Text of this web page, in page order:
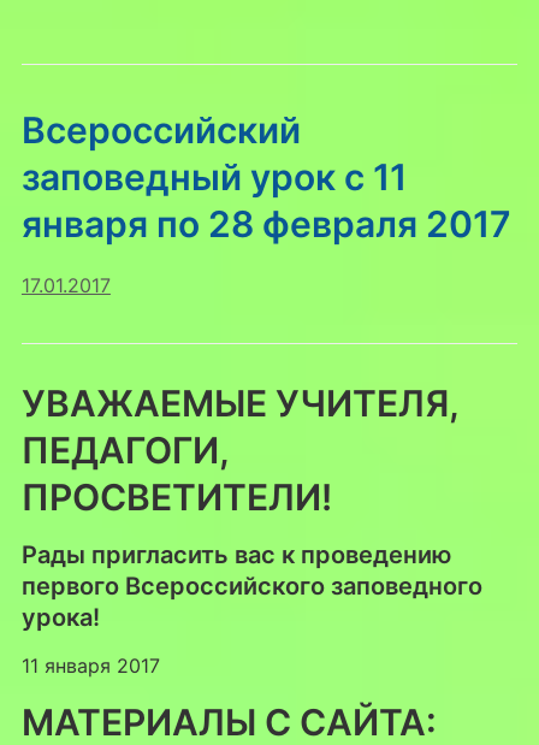
Всероссийский
заповедный урок с 11
января по 28 февраля 2017
17.01.2017
УВАЖАЕМЫЕ УЧИТЕЛЯ,
ПЕДАГОГИ,
ПРОСВЕТИТЕЛИ!
Рады пригласить вас к проведению
первого Всероссийского заповедного
урока!
11 января 2017
МАТЕРИАЛЫ С САЙТА: